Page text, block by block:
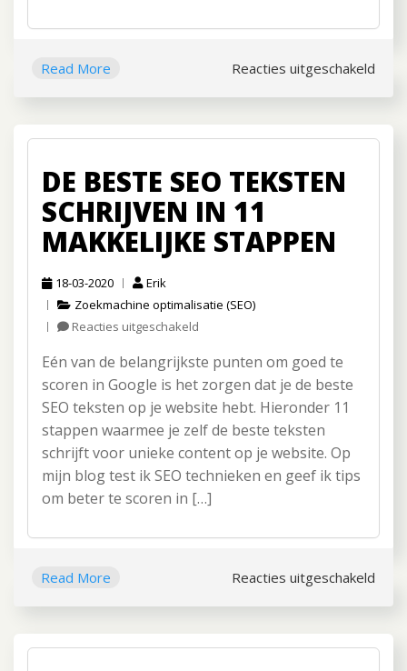
Read More Reacties uitgeschakeld
SEO?
DE BESTE SEO TEKSTEN
SCHRIJVEN IN 11
MAKKELIJKE STAPPEN
18-03-2020
Erik
Zoekmachine optimalisatie (SEO)
Reacties uitgeschakeld
beste
SEO
teksten
schrijven
in
11
makkelijke
stappen
Eén van de belangrijkste punten om goed te
scoren in Google is het zorgen dat je de beste
SEO teksten op je website hebt. Hieronder 11
stappen waarmee je zelf de beste teksten
schrijft voor unieke content op je website. Op
mijn blog test ik SEO technieken en geef ik tips
om beter te scoren in […]
Read More Reacties uitgeschakeld
SEO